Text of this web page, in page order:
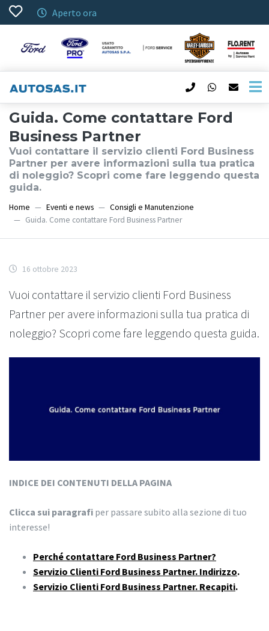
Aperto ora
Guida. Come contattare Ford
Business Partner
Vuoi contattare il servizio clienti Ford Business
Partner per avere informazioni sulla tua pratica
di noleggio? Scopri come fare leggendo questa
guida.
Home Eventi e news
Consigli e Manutenzione
Guida. Come contattare Ford Business Partner
16 ottobre 2023
Vuoi contattare il servizio clienti Ford Business
Partner per avere informazioni sulla tua pratica di
noleggio? Scopri come fare leggendo questa guida.
INDICE DEI CONTENUTI DELLA PAGINA
Clicca sui paragrafi per passare subito alla sezione di tuo
interesse!
Perché contattare Ford Business Partner?
Servizio Clienti Ford Business Partner. Indirizzo.
Servizio Clienti Ford Business Partner. Recapiti.